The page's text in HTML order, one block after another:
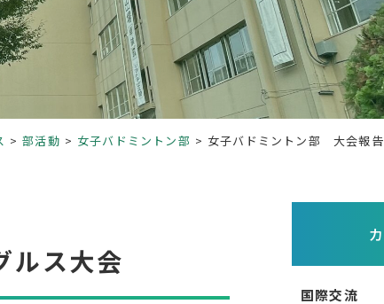
部活動 女子バドミントン部 女子バドミントン部 大会報
ス大会
国際交流